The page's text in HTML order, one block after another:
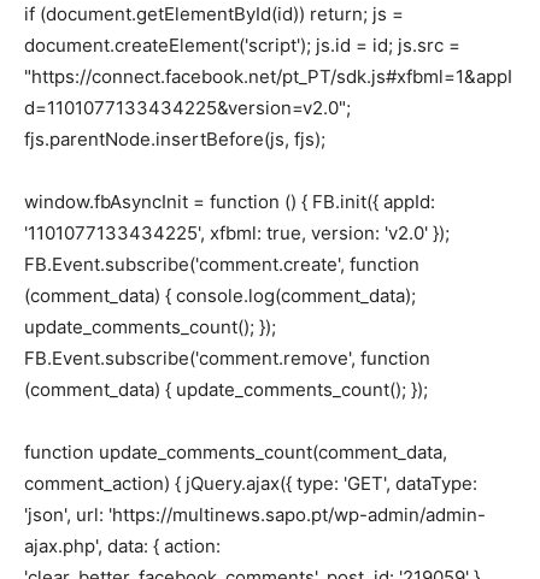
if (document.getElementById(id)) return; js =
document.createElement('script'); js.id = id; js.src =
"https://connect.facebook.net/pt_PT/sdk.js#xfbml=1&appI
d=1101077133434225&version=v2.0";
fjs.parentNode.insertBefore(js, fjs);
window.fbAsyncInit = function () { FB.init({ appId:
'1101077133434225', xfbml: true, version: 'v2.0' });
FB.Event.subscribe('comment.create', function
(comment_data) { console.log(comment_data);
update_comments_count(); });
FB.Event.subscribe('comment.remove', function
(comment_data) { update_comments_count(); });
function update_comments_count(comment_data,
comment_action) { jQuery.ajax({ type: 'GET', dataType:
'json', url: 'https://multinews.sapo.pt/wp-admin/admin-
ajax.php', data: { action: